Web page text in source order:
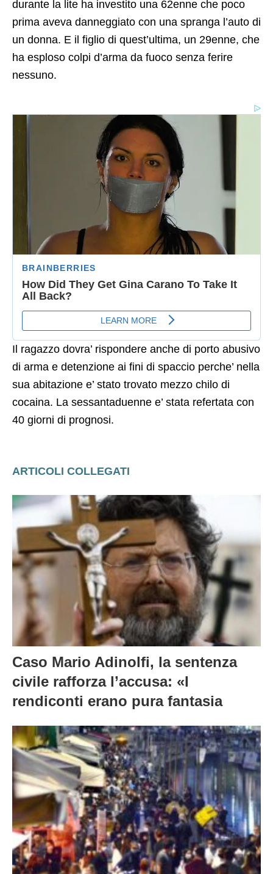
durante la lite ha investito una 62enne che poco
prima aveva danneggiato con una spranga l’auto di
un donna. E il figlio di quest’ultima, un 29enne, che
ha esploso colpi d’arma da fuoco senza ferire
nessuno.
Il ragazzo dovra’ rispondere anche di porto abusivo
di arma e detenzione ai fini di spaccio perche’ nella
sua abitazione e’ stato trovato mezzo chilo di
cocaina. La sessantaduenne e’ stata refertata con
40 giorni di prognosi.
ARTICOLI COLLEGATI
Caso Mario Adinolfi, la sentenza
civile rafforza l’accusa: «I
rendiconti erano pura fantasia